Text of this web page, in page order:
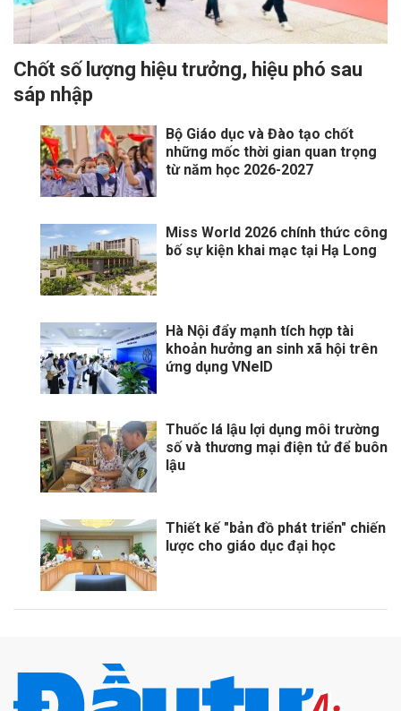
Chốt số lượng hiệu trưởng, hiệu phó sau
sáp nhập
Bộ Giáo dục và Đào tạo chốt
những mốc thời gian quan trọng
từ năm học 2026-2027
Miss World 2026 chính thức công
bố sự kiện khai mạc tại Hạ Long
Hà Nội đẩy mạnh tích hợp tài
khoản hưởng an sinh xã hội trên
ứng dụng VNeID
Thuốc lá lậu lợi dụng môi trường
số và thương mại điện tử để buôn
lậu
Thiết kế "bản đồ phát triển" chiến
lược cho giáo dục đại học